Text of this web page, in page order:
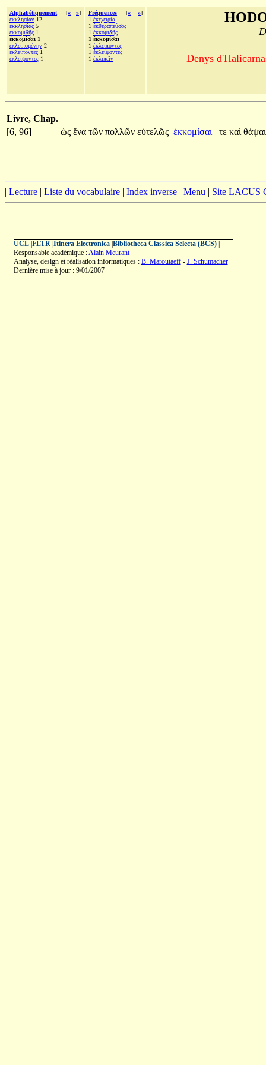
Alphabétiquement [« »]
ἐκκλησίαν 12
ἐκκλησίας 5
ἐκκομιδῆς 1
ἐκκομίσαι 1
ἐκλειπομένην 2
ἐκλείποντες 1
ἐκλείψοντες 1
Fréquences [« »]
1 ἐκεχειρία
1 ἐκθεραπεύσας
1 ἐκκομιδῆς
1 ἐκκομίσαι
1 ἐκλείποντες
1 ἐκλείψοντες
1 ἐκλιπεῖν Denys
Livre, Chap.
[6, 96]
ὡς ἕνα τῶν πολλῶν εὐτελῶς ἐκκομίσαι τε καὶ
| Lecture | Liste du vocabulaire | Index inverse | Menu | Site LACUS
UCL| FLTR| Itinera Electronica| Bibliotheca Classica Selecta (BCS)|
Responsable académique :Alain Meurant
Analyse, design et réalisation informatiques : B. Maroutaeff- J. Schumacher
Dernière mise à jour : 9/01/2007